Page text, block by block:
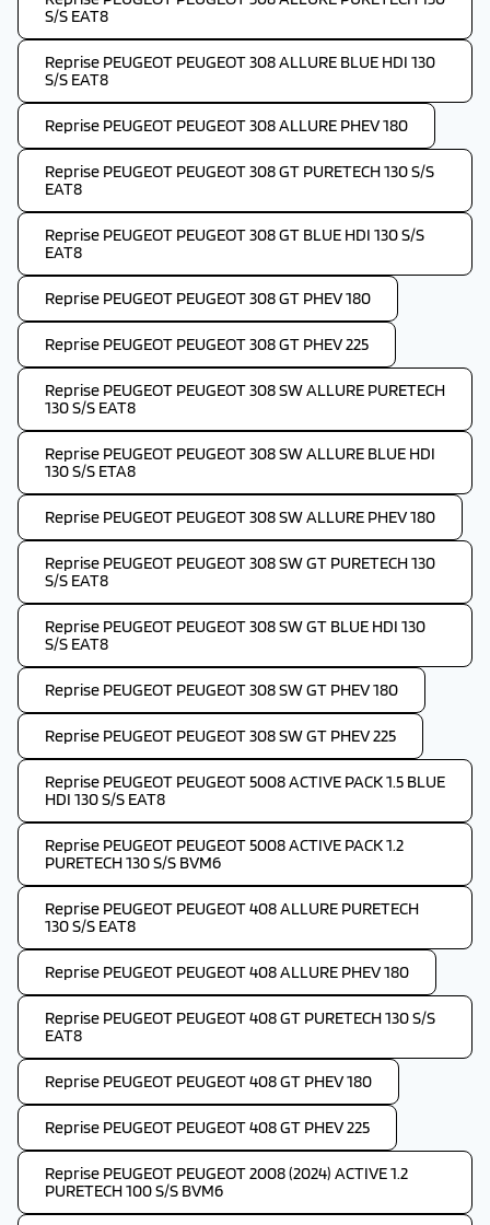
S/S EAT8
Reprise PEUGEOT PEUGEOT 308 ALLURE BLUE HDI 130
S/S EAT8
Reprise PEUGEOT PEUGEOT 308 ALLURE PHEV 180
Reprise PEUGEOT PEUGEOT 308 GT PURETECH 130 S/S
EAT8
Reprise PEUGEOT PEUGEOT 308 GT BLUE HDI 130 S/S
EAT8
Reprise PEUGEOT PEUGEOT 308 GT PHEV 180
Reprise PEUGEOT PEUGEOT 308 GT PHEV 225
Reprise PEUGEOT PEUGEOT 308 SW ALLURE PURETECH
130 S/S EAT8
Reprise PEUGEOT PEUGEOT 308 SW ALLURE BLUE HDI
130 S/S ETA8
Reprise PEUGEOT PEUGEOT 308 SW ALLURE PHEV 180
Reprise PEUGEOT PEUGEOT 308 SW GT PURETECH 130
S/S EAT8
Reprise PEUGEOT PEUGEOT 308 SW GT BLUE HDI 130
S/S EAT8
Reprise PEUGEOT PEUGEOT 308 SW GT PHEV 180
Reprise PEUGEOT PEUGEOT 308 SW GT PHEV 225
Reprise PEUGEOT PEUGEOT 5008 ACTIVE PACK 1.5 BLUE
HDI 130 S/S EAT8
Reprise PEUGEOT PEUGEOT 5008 ACTIVE PACK 1.2
PURETECH 130 S/S BVM6
Reprise PEUGEOT PEUGEOT 408 ALLURE PURETECH
130 S/S EAT8
Reprise PEUGEOT PEUGEOT 408 ALLURE PHEV 180
Reprise PEUGEOT PEUGEOT 408 GT PURETECH 130 S/S
EAT8
Reprise PEUGEOT PEUGEOT 408 GT PHEV 180
Reprise PEUGEOT PEUGEOT 408 GT PHEV 225
Reprise PEUGEOT PEUGEOT 2008 (2024) ACTIVE 1.2
PURETECH 100 S/S BVM6